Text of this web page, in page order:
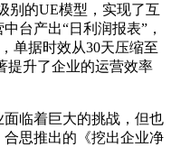
别的UE模型，实现了互
台产出“日利润报表”，
单据时效从30天压缩至
提升了企业的运营效率
临着巨大的挑战，但也
思推出的《挖出企业净